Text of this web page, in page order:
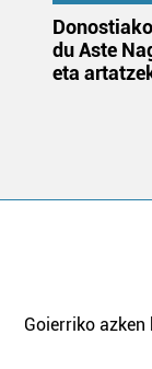
du Aste
eta
Goierriko